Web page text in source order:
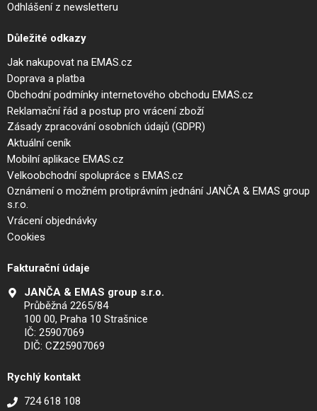
Odhlášení z newsletteru
Důležité odkazy
Jak nakupovat na EMAS.cz
Doprava a platba
Obchodní podmínky internetového obchodu EMAS.cz
Reklamační řád a postup pro vrácení zboží
Zásady zpracování osobních údajů (GDPR)
Aktuální ceník
Mobilní aplikace EMAS.cz
Velkoobchodní spolupráce s EMAS.cz
Oznámení o možném protiprávním jednání JANČA & EMAS group
s.r.o.
Vrácení objednávky
Cookies
Fakturační údaje
JANČA & EMAS group s.r.o.
Průběžná 2265/84
100 00, Praha 10 Strašnice
IČ: 25907069
DIČ: CZ25907069
Rychlý kontakt
724 618 108